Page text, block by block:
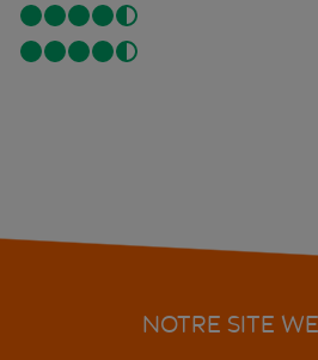
NOTRE SITE